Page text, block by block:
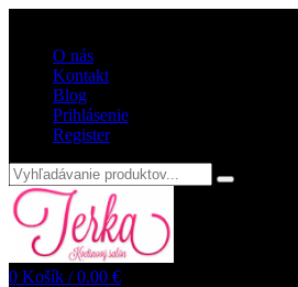
O nás
Kontakt
Blog
Prihlásenie
Register
0 Košík /0.00 €